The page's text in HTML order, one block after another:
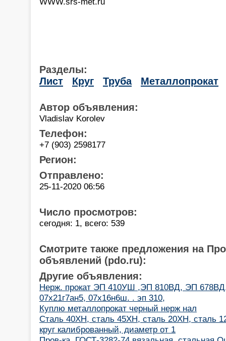
Разделы:
Лист
Круг Труба Металлопрокат
Автор объявления:
Vladislav Korolev
Телефон:
+7 (903) 2598177
Регион:
Отправлено:
25-11-2020 06:56
Число просмотров:
сегодня: 1, всего: 539
Смотрите также предложения на
объявлений (pdo.ru):
Другие объявления:
Нерж. прокат ЭП 410УШ ,ЭП 810ВД, ЭП
07х21г7ан5, 07х16н6ш. . эп 310,
Куплю металлопрокат черный нерж нал
Сталь 40ХН, сталь 45ХН, сталь 20ХН, сталь
круг калиброванный, диаметр от 1